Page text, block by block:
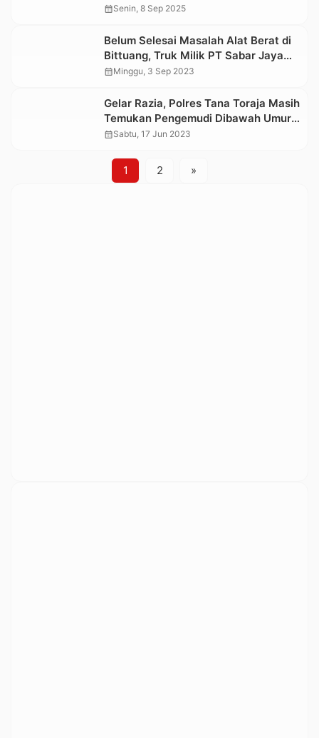
Anak Sekolah Lewat Program “Police
calendar_monthSenin, 8 Sep 2025
Belum Selesai Masalah Alat Berat di
Bittuang, Truk Milik PT Sabar Jaya
Kembali Terlibat Laka Lantas di
calendar_monthMinggu, 3 Sep 2023
Gelar Razia, Polres Tana Toraja Masih
Temukan Pengemudi Dibawah Umur
Gunakan Knalpot Racing
calendar_monthSabtu, 17 Jun 2023
1 2 »